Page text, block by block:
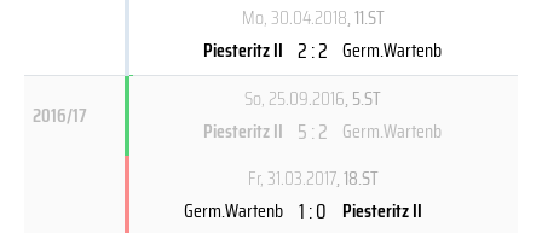
Mo, 30.04.2018, 11.ST
Piesteritz II 2 : 2 Germ.Wartenb
2016/17
So, 25.09.2016, 5.ST
Piesteritz II 5 : 2 Germ.Wartenb
Fr, 31.03.2017, 18.ST
Germ.Wartenb 1 : 0 Piesteritz II